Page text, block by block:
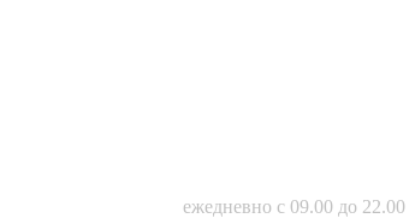
ежедневно с 09.00 до 22.00